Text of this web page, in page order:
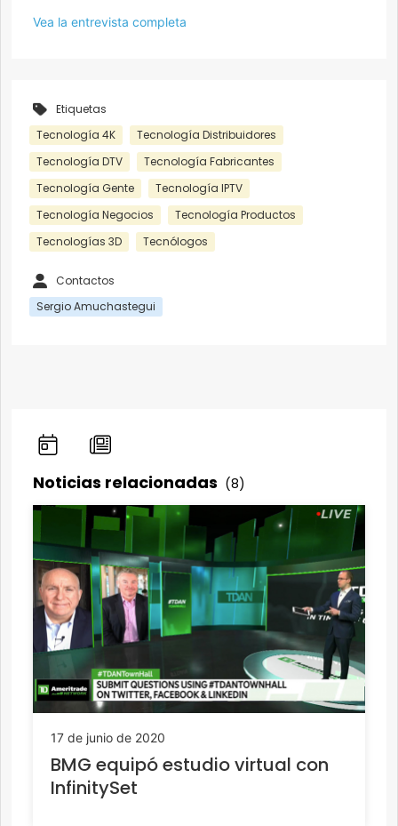
Vea la entrevista completa
Etiquetas
Tecnología 4K
Tecnología Distribuidores
Tecnología DTV
Tecnología Fabricantes
Tecnología Gente
Tecnología IPTV
Tecnología Negocios
Tecnología Productos
Tecnologías 3D
Tecnólogos
Contactos
Sergio Amuchastegui
Noticias relacionadas (8)
17 de junio de 2020
BMG equipó estudio virtual con
InfinitySet